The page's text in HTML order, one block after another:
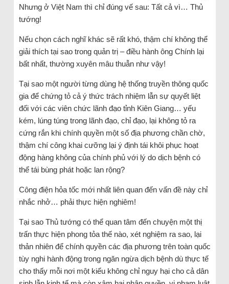
Nhưng ở Việt Nam thì chỉ đúng vế sau: Tất cả vì… Thủ
tướng!
Nếu chọn cách nghĩ khác sẽ rất khó, thậm chí không thể
giải thích tại sao trong quản trị – điều hành ông Chính lại
bất nhất, thường xuyên mâu thuẫn như vậy!
Tại sao một người từng dùng hệ thống truyền thông quốc
gia để chứng tỏ cả ý thức trách nhiệm lẫn sự quyết liệt
đối với các viên chức lãnh đạo tỉnh Kiên Giang… yếu
kém, lúng túng trong lãnh đạo, chỉ đạo, lại không tỏ ra
cứng rắn khi chính quyền một số địa phương chần chờ,
thậm chí công khai cưỡng lại ý định tái khôi phục hoạt
động hàng không của chính phủ với lý do dịch bệnh có
thể tái bùng phát hoặc lan rộng?
Công điện hỏa tốc mới nhất liên quan đến vấn đề này chỉ
nhắc nhở… phải thực hiện nghiêm!
Tại sao Thủ tướng có thể quan tâm đến chuyện một thị
trấn thực hiện phong tỏa thế nào, xét nghiệm ra sao, lại
thản nhiên để chính quyền các địa phương trên toàn quốc
tùy nghi hành động trong ngăn ngừa dịch bệnh dù thực tế
cho thấy mỗi nơi một kiểu không chỉ nguy hại cho cả dân